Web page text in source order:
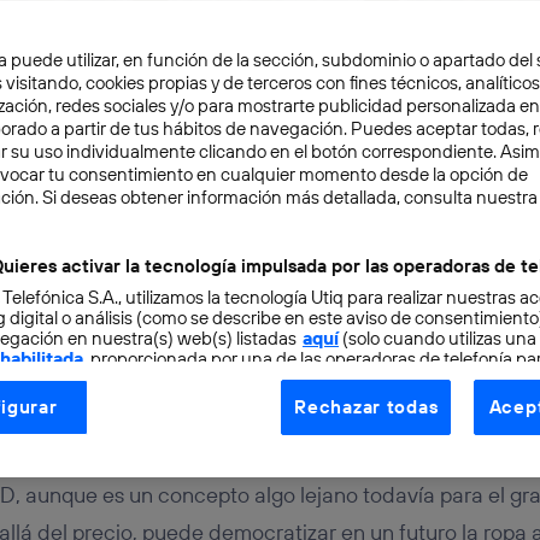
2 min
impresa en 3D que
día de hoy
aunque es un concepto algo lejano todavía para el
del precio, puede democratizar en un futuro la ropa
puede utilizar, en función de la sección, subdominio o apartado del
visitando, cookies propias y de terceros con fines técnicos,
redes sociales y/o para mostrarte publicidad personalizada
a partir de tus hábitos de navegación. Puedes aceptar todas,
su uso individualmente clicando en el botón correspondiente.
tu consentimiento en cualquier momento desde la opción de
Si deseas obtener información más detallada, consulta nuestra
activar la tecnología impulsada por las operadoras de
S.A., utilizamos la tecnología Utiq para realizar nuestras
digital o análisis (como se describe en este aviso de
en nuestra(s) web(s) listadas aquí(solo cuando utilizas una
, proporcionada por una de las operadoras de telefonía
consentimiento en cada página web).
Utiq está diseñada con la privacidad como prioridad
dirección IP y otra información de la cuenta de cliente de
a la conexión que utilizas (p. ej., número de teléfono móvil).
Rechazar todas